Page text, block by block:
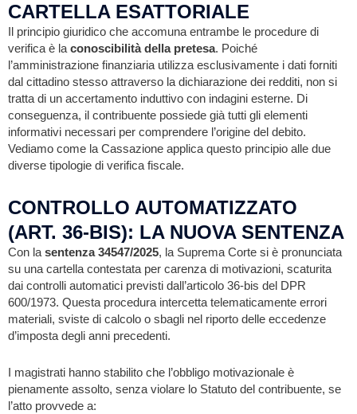
CARTELLA ESATTORIALE
Il principio giuridico che accomuna entrambe le procedure di
verifica è laconoscibilità della pretesa. Poiché
l’amministrazione finanziaria utilizza esclusivamente i dati forniti
dal cittadino stesso attraverso la dichiarazione dei redditi, non si
tratta di un accertamento induttivo con indagini esterne. Di
conseguenza, il contribuente possiede già tutti gli elementi
informativi necessari per comprendere l’origine del debito.
Vediamo come la Cassazione applica questo principio alle due
diverse tipologie di verifica fiscale.
CONTROLLO AUTOMATIZZATO
(ART. 36-BIS): LA NUOVA SENTENZA
Con la sentenza 34547/2025, la Suprema Corte si è pronunciata
su una cartella contestata per carenza di motivazioni, scaturita
dai controlli automatici previsti dall’articolo 36-bis del DPR
600/1973. Questa procedura intercetta telematicamente errori
materiali, sviste di calcolo o sbagli nel riporto delle eccedenze
d’imposta degli anni precedenti.
I magistrati hanno stabilito che l’obbligo motivazionale è
pienamente assolto, senza violare lo Statuto del contribuente, se
l’atto provvede a: